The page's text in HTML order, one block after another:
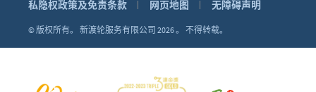
私隐权政策及免责条款 网页地图 无障碍声明
© 版权所有。 新渡轮服务有限公司 2026 。 不得转载。